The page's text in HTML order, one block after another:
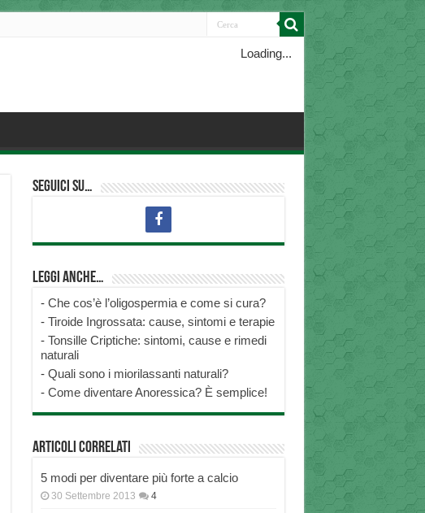
Loading...
Seguici su…
Leggi anche…
- Che cos’è l’oligospermia e come si cura?
- Tiroide Ingrossata: cause, sintomi e terapie
- Tonsille Criptiche: sintomi, cause e rimedi
naturali
- Quali sono i miorilassanti naturali?
- Come diventare Anoressica? È semplice!
Articoli correlati
5 modi per diventare più forte a calcio
30 Settembre 2013 4